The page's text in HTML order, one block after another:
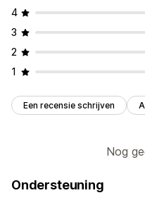
4
3
2
1
Een recensie schrijven
Nog
Ondersteuning